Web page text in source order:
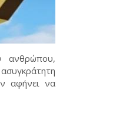
ανθρώπου,
αφήνει να